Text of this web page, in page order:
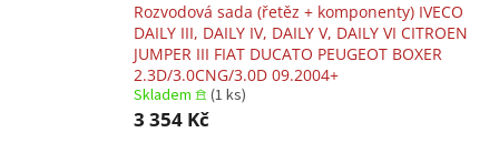
Rozvodová sada (řetěz + komponenty) IVECO
DAILY III, DAILY IV, DAILY V, DAILY VI CITROEN
JUMPER III FIAT DUCATO PEUGEOT BOXER
2.3D/3.0CNG/3.0D 09.2004+
Skladem 𖠿 (1 ks)
3 354 Kč